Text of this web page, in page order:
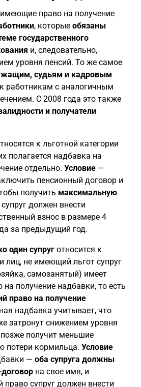
право на получение
, которые обязаны
государственного
и, следовательно,
уровня пенсий. То же самое
судьям и кадровым
работникам с аналогичным
С 2008 года это также
и получатели
к льготной категории
полагается надбавка на
отдельно. Условие —
пенсионный договор и
получить максимальную
должен внести
взнос в размере 4
за предыдущий год.
один супруг относится к
лиц, не имеющий льгот супруг
самозанятый) имеет
на получение надбавки, то есть
право на получение
надбавка учитывает, что
затронут снижением уровня
позже получит меньшие
потери кормильца. Условие
— оба супруга должны
на свое имя, и
супруг должен внести